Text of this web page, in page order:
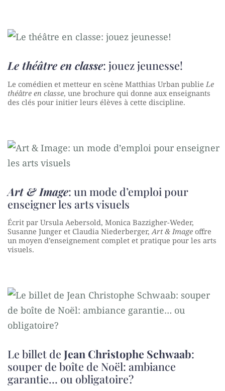
Le théâtre en classe: jouez jeunesse!
Le comédien et metteur en scène Matthias Urban publie Le
théâtre en classe, une brochure qui donne aux enseignants
des clés pour initier leurs élèves à cette discipline.
Art & Image: un mode d’emploi pour
enseigner les arts visuels
Écrit par Ursula Aebersold, Monica Bazzigher-Weder,
Susanne Junger et Claudia Niederberger, Art & Image offre
un moyen d’enseignement complet et pratique pour les arts
visuels.
Le billet de Jean Christophe Schwaab:
souper de boîte de Noël: ambiance
garantie… ou obligatoire?